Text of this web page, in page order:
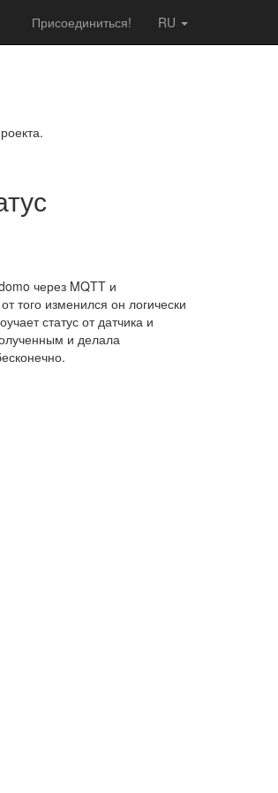
RU
Присоединиться!
через MQTT и
того изменился он логически
статус от датчика и
и делала